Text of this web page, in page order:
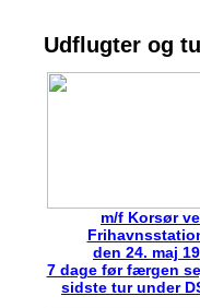
Udflugter og
m/f Korsør
den 24. maj
7 dage før færgen
sidste tur under